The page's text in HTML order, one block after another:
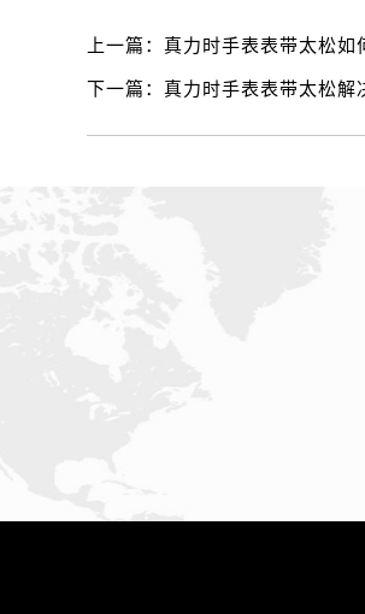
上一篇： 真力时手表表带太松如
下一篇： 真力时手表表带太松解